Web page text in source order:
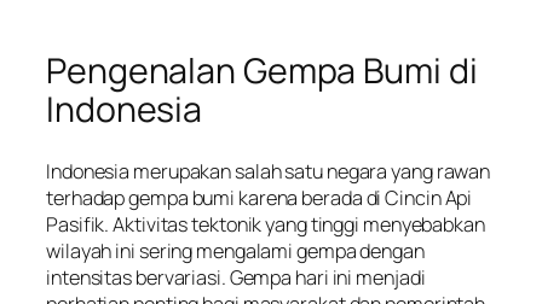
Pengenalan Gempa Bumi di
Indonesia
Indonesia merupakan salah satu negara yang rawan
terhadap gempa bumi karena berada di Cincin Api
Pasifik. Aktivitas tektonik yang tinggi menyebabkan
wilayah ini sering mengalami gempa dengan
intensitas bervariasi. Gempa hari ini menjadi